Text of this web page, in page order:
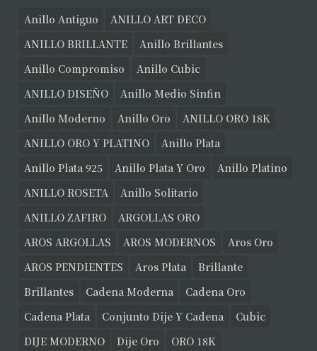
Anillo Antiguo
ANILLO ART DECO
ANILLO BRILLANTE
Anillo Brillantes
Anillo Compromiso
Anillo Cubic
ANILLO DISEÑO
Anillo Medio Sinfin
Anillo Moderno
Anillo Oro
ANILLO ORO 18K
ANILLO ORO Y PLATINO
Anillo Plata
Anillo Plata 925
Anillo Plata Y Oro
Anillo Platino
ANILLO ROSETA
Anillo Solitario
ANILLO ZAFIRO
ARGOLLAS ORO
AROS ARGOLLAS
AROS MODERNOS
Aros Oro
AROS PENDIENTES
Aros Plata
Brillante
Brillantes
Cadena Moderna
Cadena Oro
Cadena Plata
Conjunto Dije Y Cadena
Cubic
DIJE MODERNO
Dije Oro
ORO 18K